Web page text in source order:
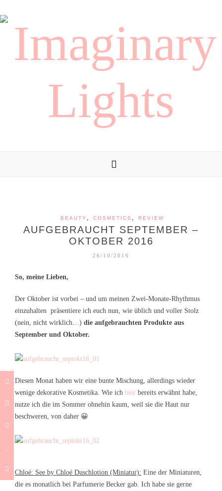
BEAUTY , COSMETICS , REVIEW
AUFGEBRAUCHT SEPTEMBER –
OKTOBER 2016
26/10/2016
So, meine Lieben,
Der Oktober ist vorbei – und um meinen Zwei-Monate-Rhythmus
einzuhalten präsentiere ich euch nun, wie üblich und voller Stolz
(nein, nicht wirklich…) die aufgebrauchten Produkte aus
September und Oktober.
Diesen Monat haben wir eine bunte Mischung, allerdings wieder
wenige dekorative Kosmetika. Wie ich hier bereits erwähnt habe,
nutze ich die im Sommer ohnehin kaum, weil sie die Haut nur
beschweren, von daher 😀
Chloé: See by Chloé Duschlotion (Miniatur): Eine der Miniaturen,
die es monatlich bei Parfumerie Becker gab. Ich habe sie gerne